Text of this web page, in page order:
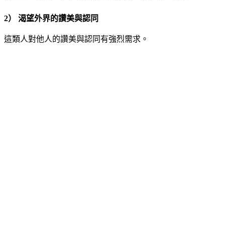
2） 渴望外界的讚美與認同
這類人對他人的讚美與認同有強烈需求。